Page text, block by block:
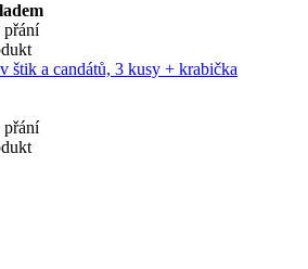
přání
štik a candátů, 3 kusy + krabička
přání